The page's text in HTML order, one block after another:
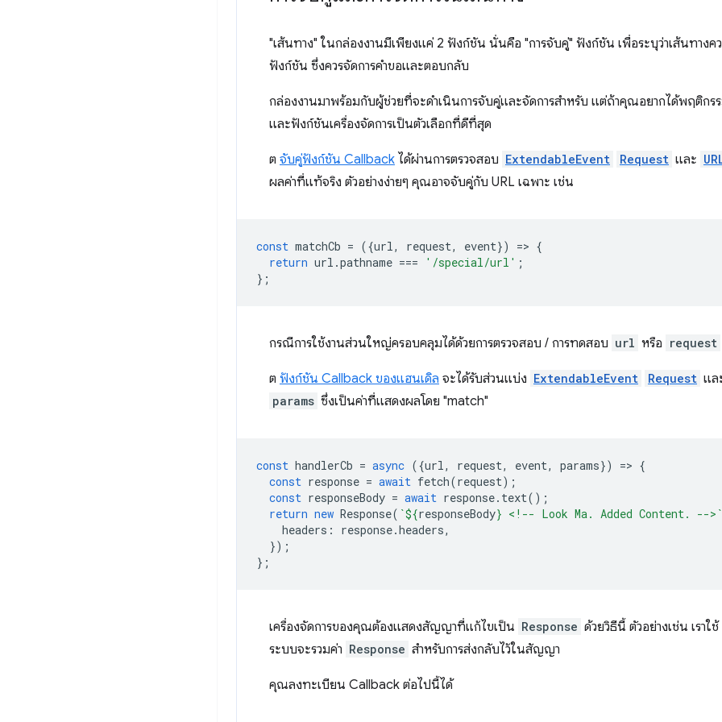
"เส้นทาง" ในกล่องงานมีเพียงแค่ 2 ฟังก์ชัน นั่นคือ "การจับคู่" ฟังก์ชัน เพื่อระบุว่าเส้นทางคว
ฟังก์ชัน ซึ่งควรจัดการคำขอและตอบกลับ
กล่องงานมาพร้อมกับผู้ช่วยที่จะดำเนินการจับคู่และจัดการสำหรับ แต่ถ้าคุณอยากได้พฤติกร
และฟังก์ชันเครื่องจัดการเป็นตัวเลือกที่ดีที่สุด
ต จับคู่ฟังก์ชัน Callback ได้ผ่านการตรวจสอบ ExtendableEvent Request และ
ผลค่าที่แท้จริง ตัวอย่างง่ายๆ คุณอาจจับคู่กับ URL เฉพาะ เช่น
const matchCb = ({url, request, event}) => {
return url .pathname === '/special/url' ;
};
กรณีการใช้งานส่วนใหญ่ครอบคลุมได้ด้วยการตรวจสอบ / การทดสอบ url หรือ request
ต ฟังก์ชัน Callback ของแฮนเดิล จะได้รับส่วนแบ่ง ExtendableEvent Request แ
params ซึ่งเป็นค่าที่แสดงผลโดย "match"
const handlerCb = async ({url, request, event, params}) => {
const response = await fetch(request);
const responseBody = await response. text();
return new Response( `${responseBody} <!-- Look Ma. Added Content. -->`
headers : response.headers,
});
};
เครื่องจัดการของคุณต้องแสดงสัญญาที่แก้ไขเป็น Response ด้วยวิธีนี้ ตัวอย่างเช่น เราใช้
ระบบจะรวมค่า Response สำหรับการส่งกลับไว้ในสัญญา
คุณลงทะเบียน Callback ต่อไปนี้ได้